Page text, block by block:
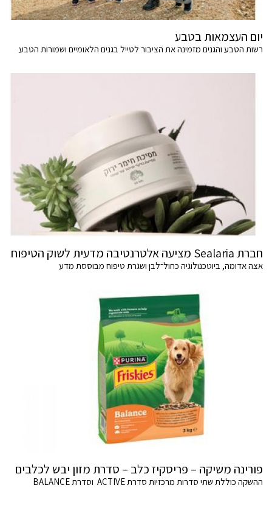
יום העצמאות בטבע
רשות הטבע והגנים מזמינה את הציבור לטייל בגנים הלאומיים ושמורות הטבע
חברת Sealaria מציעה אלטרנטיבה מדעית לשוק הטיפוח
אצה אדומה, ביוטכנולוגיה כחול־לבן ושגרת טיפוח מבוססת מדע
פורינה משיקה – פריסקיז כלב – סדרת מזון יבש לכלבים
ההשקה כוללת שתי סדרות מרכזיות סדרת ACTIVE וסדרת BALANCE